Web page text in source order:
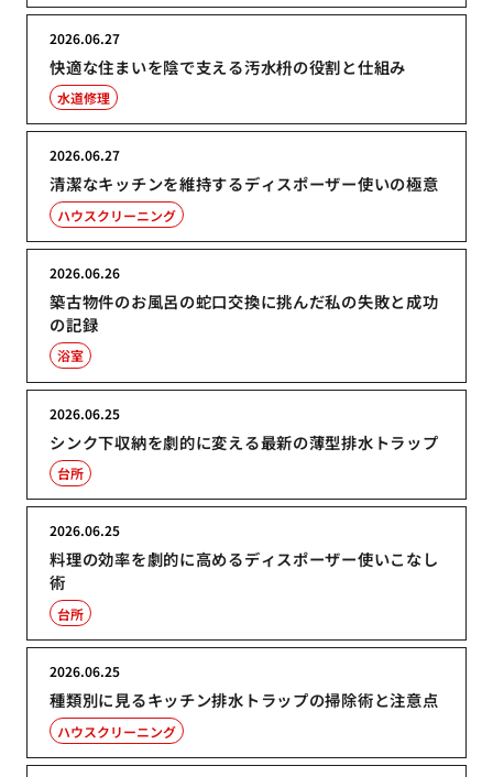
快適な住まいを陰で支える汚水枡の役割と仕組み
2026.06.27
水道修理
清潔なキッチンを維持するディスポーザー使いの極意
2026.06.27
ハウスクリーニング
築古物件のお風呂の蛇口交換に挑んだ私の失敗と成功
の記録
2026.06.26
浴室
シンク下収納を劇的に変える最新の薄型排水トラップ
2026.06.25
台所
料理の効率を劇的に高めるディスポーザー使いこなし
術
2026.06.25
台所
種類別に見るキッチン排水トラップの掃除術と注意点
2026.06.25
ハウスクリーニング